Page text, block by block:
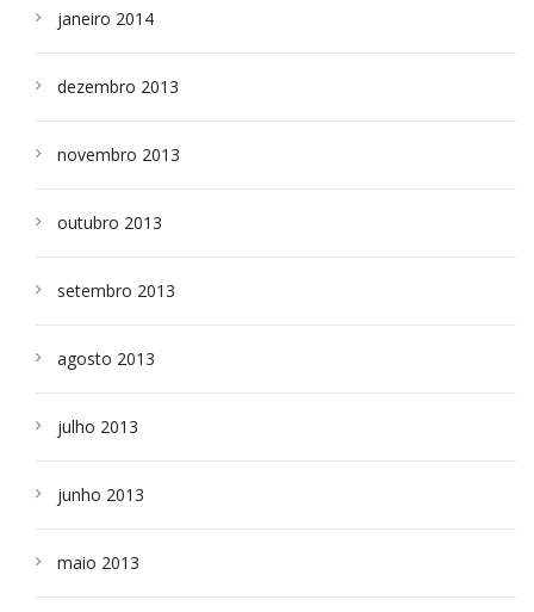
janeiro 2014
dezembro 2013
novembro 2013
outubro 2013
setembro 2013
agosto 2013
julho 2013
junho 2013
maio 2013